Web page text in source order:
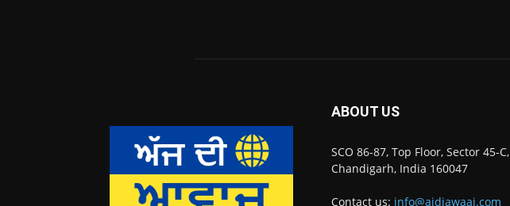
ABOUT US
SCO 86-87, Top Floor, Sector 45-C,
Chandigarh, India 160047
Contact us: info@ajdiawaaj.com